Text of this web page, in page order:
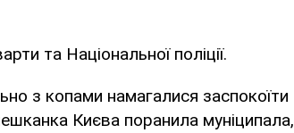
та Національної поліції.
з копами намагалися заспокоїти
Києва поранила муніципала,